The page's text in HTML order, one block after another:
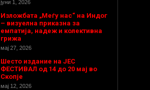
јуни 1, 2026
Изложбата „Меѓу нас“ на Индог
– визуелна приказна за
емпатија, надеж и колективна
грижа
мај 27, 2026
Шесто издание на ЈЕС
ФЕСТИВАЛ од 14 до 20 мај во
Скопје
мај 12, 2026